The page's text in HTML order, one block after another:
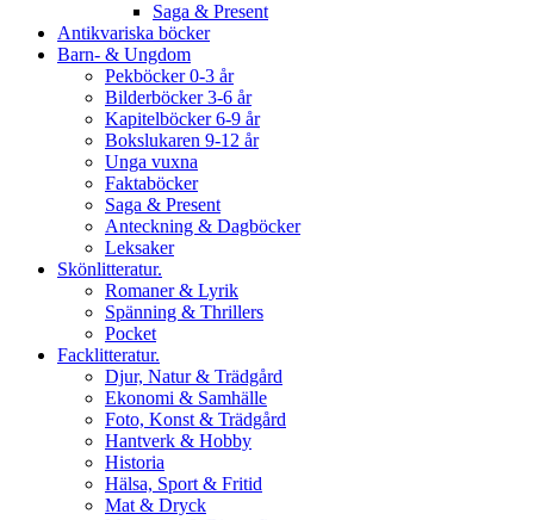
Saga & Present
Antikvariska böcker
Barn- & Ungdom
Pekböcker 0-3 år
Bilderböcker 3-6 år
Kapitelböcker 6-9 år
Bokslukaren 9-12 år
Unga vuxna
Faktaböcker
Saga & Present
Anteckning & Dagböcker
Leksaker
Skönlitteratur.
Romaner & Lyrik
Spänning & Thrillers
Pocket
Facklitteratur.
Djur, Natur & Trädgård
Ekonomi & Samhälle
Foto, Konst & Trädgård
Hantverk & Hobby
Historia
Hälsa, Sport & Fritid
Mat & Dryck